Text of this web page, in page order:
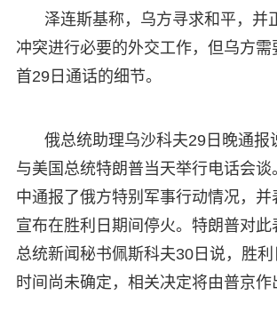
泽连斯基称，乌方寻求和平，并
冲突进行必要的外交工作，但乌方需
首29日通话的细节。
俄总统助理乌沙科夫29日晚通报
与美国总统特朗普当天举行电话会谈
中通报了俄方特别军事行动情况，并
宣布在胜利日期间停火。特朗普对此
总统新闻秘书佩斯科夫30日说，胜
时间尚未确定，相关决定将由普京作